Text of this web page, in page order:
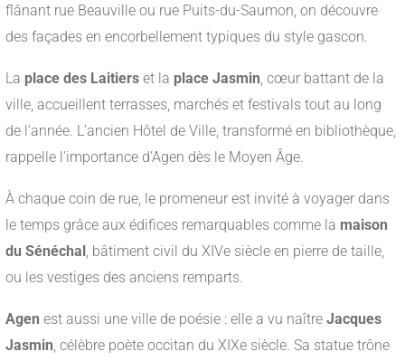
flânant rue Beauville ou rue Puits-du-Saumon, on découvre
des façades en encorbellement typiques du style gascon.
La place des Laitiers et la place Jasmin , cœur battant de la
ville, accueillent terrasses, marchés et festivals tout au long
de l’année. L’ancien Hôtel de Ville, transformé en bibliothèque,
rappelle l’importance d’Agen dès le Moyen Âge.
À chaque coin de rue, le promeneur est invité à voyager dans
le temps grâce aux édifices remarquables comme la maison
du Sénéchal , bâtiment civil du XIVe siècle en pierre de taille,
ou les vestiges des anciens remparts.
Agen est aussi une ville de poésie : elle a vu naître Jacques
Jasmin , célèbre poète occitan du XIXe siècle. Sa statue trône